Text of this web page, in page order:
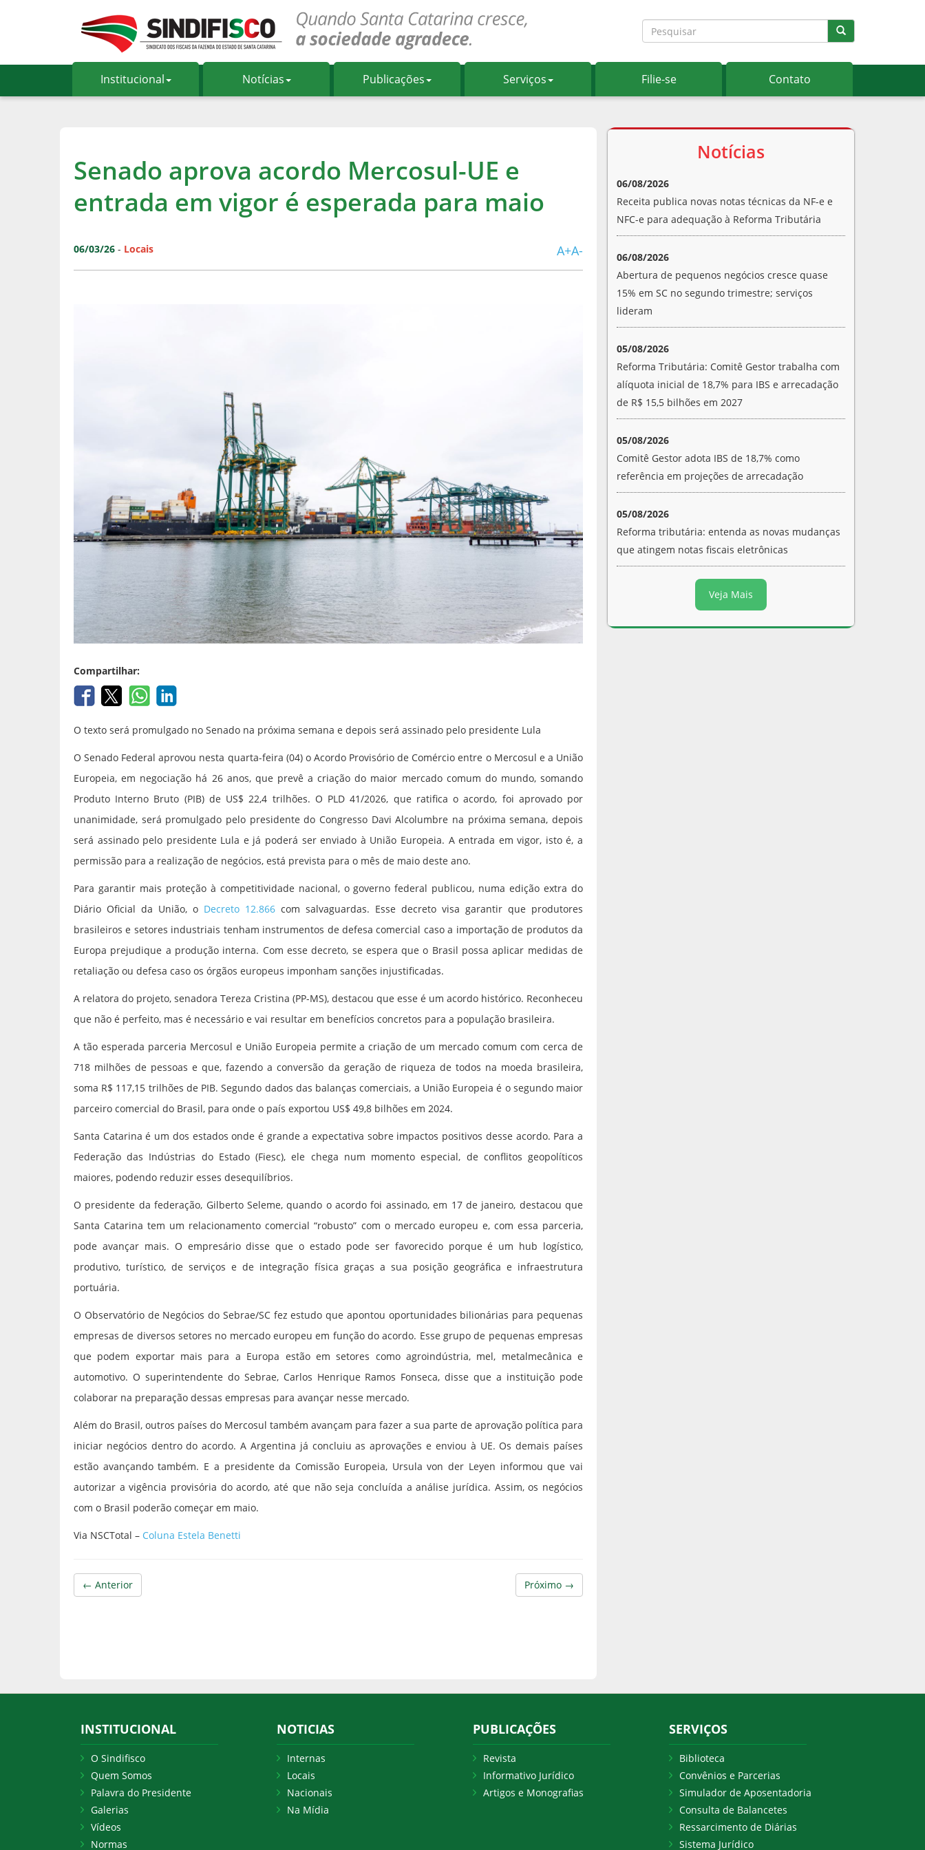
Institucional Notícias Publicações Serviços Filie-se Contato
Senado aprova acordo Mercosul-UE e
entrada em vigor é esperada para maio
06/03/26 - Locais A+A-
Compartilhar:
O texto será promulgado no Senado na próxima semana e depois será assinado pelo presidente Lula
O Senado Federal aprovou nesta quarta-feira (04) o Acordo Provisório de Comércio entre o Mercosul e a União
Europeia, em negociação há 26 anos, que prevê a criação do maior mercado comum do mundo, somando
Produto Interno Bruto (PIB) de US$ 22,4 trilhões. O PLD 41/2026, que ratifica o acordo, foi aprovado por
unanimidade, será promulgado pelo presidente do Congresso Davi Alcolumbre na próxima semana, depois
será assinado pelo presidente Lula e já poderá ser enviado à União Europeia. A entrada em vigor, isto é, a
permissão para a realização de negócios, está prevista para o mês de maio deste ano.
Para garantir mais proteção à competitividade nacional, o governo federal publicou, numa edição extra do
Diário Oficial da União, o Decreto 12.866 com salvaguardas. Esse decreto visa garantir que produtores
brasileiros e setores industriais tenham instrumentos de defesa comercial caso a importação de produtos da
Europa prejudique a produção interna. Com esse decreto, se espera que o Brasil possa aplicar medidas de
retaliação ou defesa caso os órgãos europeus imponham sanções injustificadas.
A relatora do projeto, senadora Tereza Cristina (PP-MS), destacou que esse é um acordo histórico. Reconheceu
que não é perfeito, mas é necessário e vai resultar em benefícios concretos para a população brasileira.
A tão esperada parceria Mercosul e União Europeia permite a criação de um mercado comum com cerca de
718 milhões de pessoas e que, fazendo a conversão da geração de riqueza de todos na moeda brasileira,
soma R$ 117,15 trilhões de PIB. Segundo dados das balanças comerciais, a União Europeia é o segundo maior
parceiro comercial do Brasil, para onde o país exportou US$ 49,8 bilhões em 2024.
Santa Catarina é um dos estados onde é grande a expectativa sobre impactos positivos desse acordo. Para a
Federação das Indústrias do Estado (Fiesc), ele chega num momento especial, de conflitos geopolíticos
maiores, podendo reduzir esses desequilíbrios.
O presidente da federação, Gilberto Seleme, quando o acordo foi assinado, em 17 de janeiro, destacou que
Santa Catarina tem um relacionamento comercial “robusto” com o mercado europeu e, com essa parceria,
pode avançar mais. O empresário disse que o estado pode ser favorecido porque é um hub logístico,
produtivo, turístico, de serviços e de integração física graças a sua posição geográfica e infraestrutura
portuária.
O Observatório de Negócios do Sebrae/SC fez estudo que apontou oportunidades bilionárias para pequenas
empresas de diversos setores no mercado europeu em função do acordo. Esse grupo de pequenas empresas
que podem exportar mais para a Europa estão em setores como agroindústria, mel, metalmecânica e
automotivo. O superintendente do Sebrae, Carlos Henrique Ramos Fonseca, disse que a instituição pode
colaborar na preparação dessas empresas para avançar nesse mercado.
Além do Brasil, outros países do Mercosul também avançam para fazer a sua parte de aprovação política para
iniciar negócios dentro do acordo. A Argentina já concluiu as aprovações e enviou à UE. Os demais países
estão avançando também. E a presidente da Comissão Europeia, Ursula von der Leyen informou que vai
autorizar a vigência provisória do acordo, até que não seja concluída a análise jurídica. Assim, os negócios
com o Brasil poderão começar em maio.
Via NSCTotal – Coluna Estela Benetti
Próximo →
← Anterior
Notícias
06/08/2026
Receita publica novas notas técnicas da NF-e e
NFC-e para adequação à Reforma Tributária
06/08/2026
Abertura de pequenos negócios cresce quase
15% em SC no segundo trimestre; serviços
lideram
05/08/2026
Reforma Tributária: Comitê Gestor trabalha com
alíquota inicial de 18,7% para IBS e arrecadação
de R$ 15,5 bilhões em 2027
05/08/2026
Comitê Gestor adota IBS de 18,7% como
referência em projeções de arrecadação
05/08/2026
Reforma tributária: entenda as novas mudanças
que atingem notas fiscais eletrônicas
Veja Mais
INSTITUCIONAL
O Sindifisco
Quem Somos
Palavra do Presidente
Galerias
Vídeos
Normas
NOTICIAS
Internas
Locais
Nacionais
Na Mídia
PUBLICAÇÕES
Revista
Informativo Jurídico
Artigos e Monografias
SERVIÇOS
Biblioteca
Convênios e Parcerias
Simulador de Aposentadoria
Consulta de Balancetes
Ressarcimento de Diárias
Sistema Jurídico